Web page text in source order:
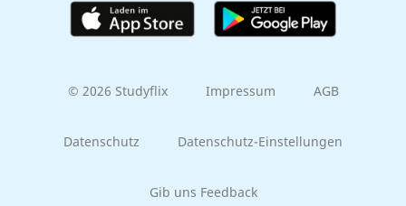
© 2026 Studyflix Impressum AGB
Datenschutz Datenschutz-Einstellungen
Gib uns Feedback